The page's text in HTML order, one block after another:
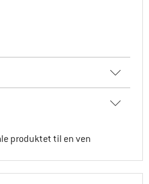
produktet til en ven